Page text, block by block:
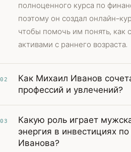
полноценного курса по
поэтому он создал онлайн-
чтобы помочь им понять, как
активами с раннего возраста.
02
Как Михаил Иванов
профессий и увлечений?
03
Какую роль играет
энергия в инвестициях
Иванова?